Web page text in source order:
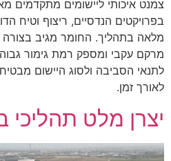
צמנט איכותי ליישומים מתקדמים
בפרויקטים הנדסיים, ריצוף וטיח
מלאה בתהליך. החומר מגיב בצורה
מרקם עקבי ומספק רמת גימור
לתנאי הסביבה ולסוג היישום
לאורך זמן.
יצרן מלט תהליכי